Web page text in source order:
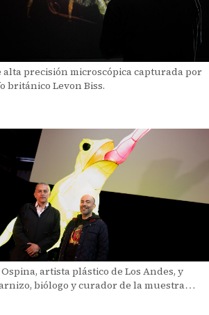
alta precisión microscópica capturada por
británico Levon Biss.
artista plástico de Los Andes, y
biólogo y curador de la muestra